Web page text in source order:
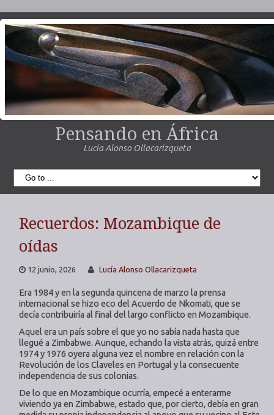
Pensando en África
Lucía Alonso Ollacarizqueta
Recuerdos: Mozambique de
oídas
12 junio, 2026 Lucía Alonso Ollacarizqueta
Era 1984 y en la segunda quincena de marzo la prensa
internacional se hizo eco del Acuerdo de Nkomati, que se
decía contribuiría al final del largo conflicto en Mozambique.
Aquel era un país sobre el que yo no sabía nada hasta que
llegué a Zimbabwe. Aunque, echando la vista atrás, quizá entre
1974 y 1976 oyera alguna vez el nombre en relación con la
Revolución de los Claveles en Portugal y la consecuente
independencia de sus colonias.
De lo que en Mozambique ocurría, empecé a enterarme
viviendo ya en Zimbabwe, estado que, por cierto, debía en gran